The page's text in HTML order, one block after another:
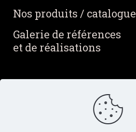
Nos produits / catalogue
Galerie de références
et de réalisations